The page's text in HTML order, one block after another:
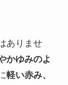
ありませ
かゆみのよ
軽い赤み、